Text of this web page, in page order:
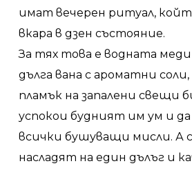
имат вечерен ритуал,
вкара в дзен състояние.
За тях това е водната
дълга вана с ароматни
пламък на запалени свещи
успокои будният им ум и
всички бушуващи мисли. А
насладят на един дълъг и